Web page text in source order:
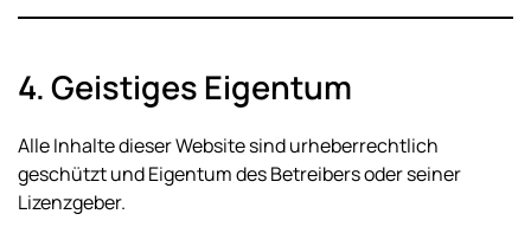
4. Geistiges Eigentum
Alle Inhalte dieser Website sind urheberrechtlich
geschützt und Eigentum des Betreibers oder seiner
Lizenzgeber.